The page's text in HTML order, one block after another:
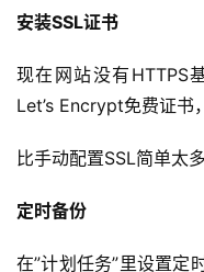
安装SSL证书
现在网站没有HTTPS
Let’s Encrypt免费证书
比手动配置SSL简单太多
定时备份
在”计划任务”里设置定